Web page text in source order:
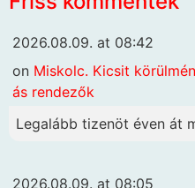
2026.08.09. at 08:42
on Miskolc. Kicsit
ás rendezők
Legalább tizenöt éven át
2026.08.09. at 08:05